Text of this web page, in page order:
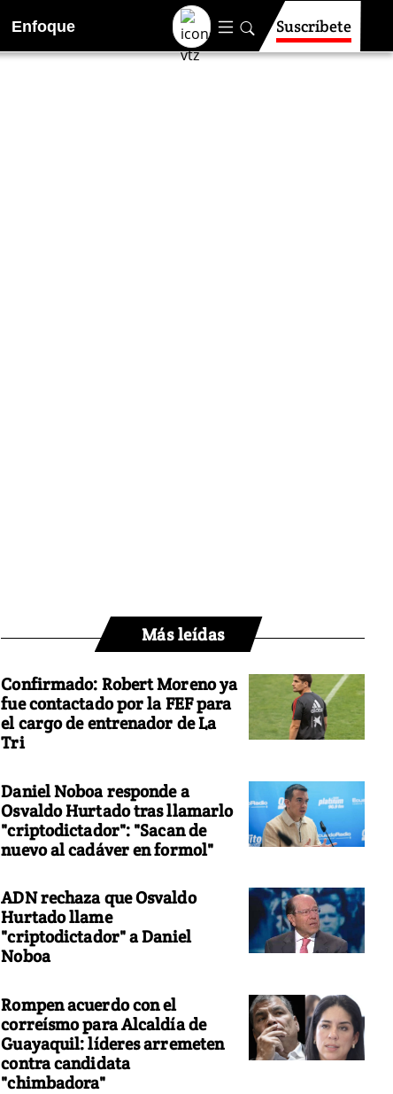
Enfoque Suscríbete
Más leídas
Confirmado: Robert Moreno ya
fue contactado por la FEF para
el cargo de entrenador de La
Tri
Daniel Noboa responde a
Osvaldo Hurtado tras llamarlo
"criptodictador": "Sacan de
nuevo al cadáver en formol"
ADN rechaza que Osvaldo
Hurtado llame
"criptodictador" a Daniel
Noboa
Rompen acuerdo con el
correísmo para Alcaldía de
Guayaquil: líderes arremeten
contra candidata
"chimbadora"